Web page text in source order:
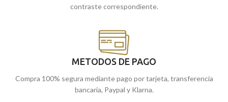
contraste correspondiente.
METODOS DE PAGO
Compra 100% segura mediante pago por tarjeta, transferencia
bancaria, Paypal y Klarna.